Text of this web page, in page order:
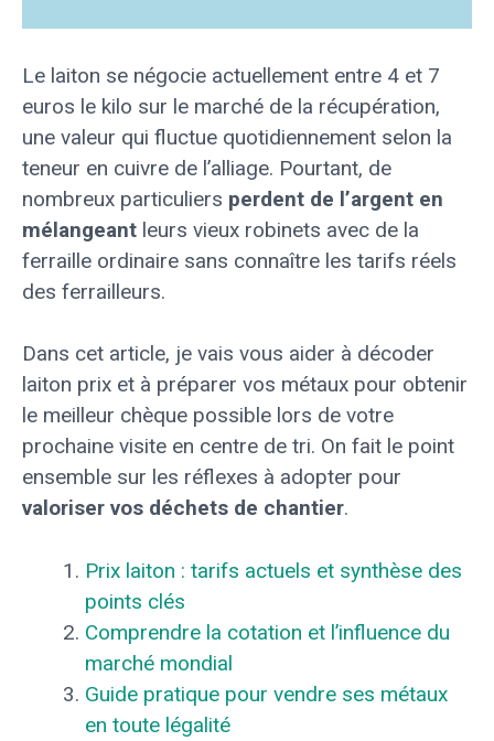
Le laiton se négocie actuellement entre 4 et 7
euros le kilo sur le marché de la récupération,
une valeur qui fluctue quotidiennement selon la
teneur en cuivre de l’alliage. Pourtant, de
nombreux particuliers perdent de l’argent en
mélangeant leurs vieux robinets avec de la
ferraille ordinaire sans connaître les tarifs réels
des ferrailleurs.
Dans cet article, je vais vous aider à décoder
laiton prix et à préparer vos métaux pour obtenir
le meilleur chèque possible lors de votre
prochaine visite en centre de tri. On fait le point
ensemble sur les réflexes à adopter pour
valoriser vos déchets de chantier.
Prix laiton : tarifs actuels et synthèse des
points clés
Comprendre la cotation et l’influence du
marché mondial
Guide pratique pour vendre ses métaux
en toute légalité